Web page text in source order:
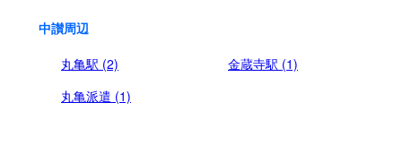
中讃周辺
丸亀駅 (2)
金蔵寺駅 (1)
丸亀派遣 (1)